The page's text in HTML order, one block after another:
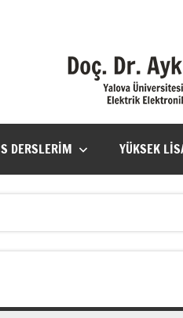
DERSLERIM YÜKSEK